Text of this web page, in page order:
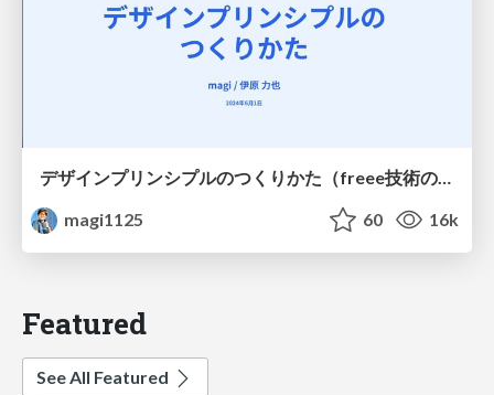
デザインプリンシプルのつくりかた（freee技術の日）
magi1125
60 16k
Featured
See All Featured